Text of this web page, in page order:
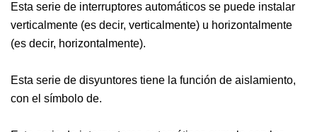
Esta serie de interruptores automáticos se puede instalar
verticalmente (es decir, verticalmente) u horizontalmente
(es decir, horizontalmente).
Esta serie de disyuntores tiene la función de aislamiento,
con el símbolo de.